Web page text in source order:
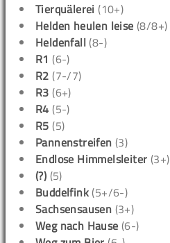
Tierquälerei (10+)
Helden heulen leise (8/8+)
Heldenfall (8-)
R1 (6-)
R2 (7-/7)
R3 (6+)
R4 (5-)
R5 (5)
Pannenstreifen (3)
Endlose Himmelsleiter (3+)
(?) (5)
Buddelfink (5+/6-)
Sachsensausen (3+)
Weg nach Hause (6-)